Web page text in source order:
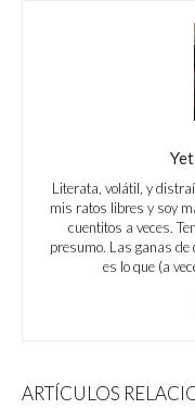
Literata, volátil, y
mis ratos libres y soy
cuentitos a veces.
presumo. Las ganas
es lo que (a
ARTÍCULOS